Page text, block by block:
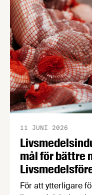
civilminister Erik
mål för bättre
11 JUNI 2026
För att ytterligare